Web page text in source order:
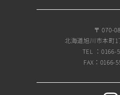
〒 070-
北海道旭川市本町1
TEL ：0166-
FAX：0166-